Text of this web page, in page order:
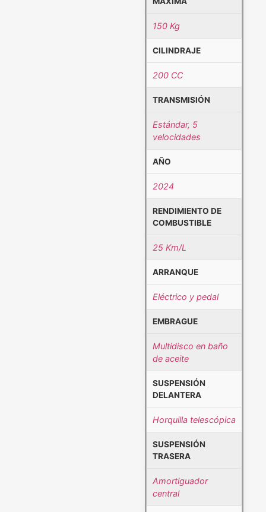
150 Kg
CILINDRAJE
200 CC
TRANSMISIÓN
Estándar, 5
velocidades
AÑO
2024
RENDIMIENTO DE
COMBUSTIBLE
25 Km/L
ARRANQUE
Eléctrico y pedal
EMBRAGUE
Multidisco en baño
de aceite
SUSPENSIÓN
DELANTERA
Horquilla telescópica
SUSPENSIÓN
TRASERA
Amortiguador
central